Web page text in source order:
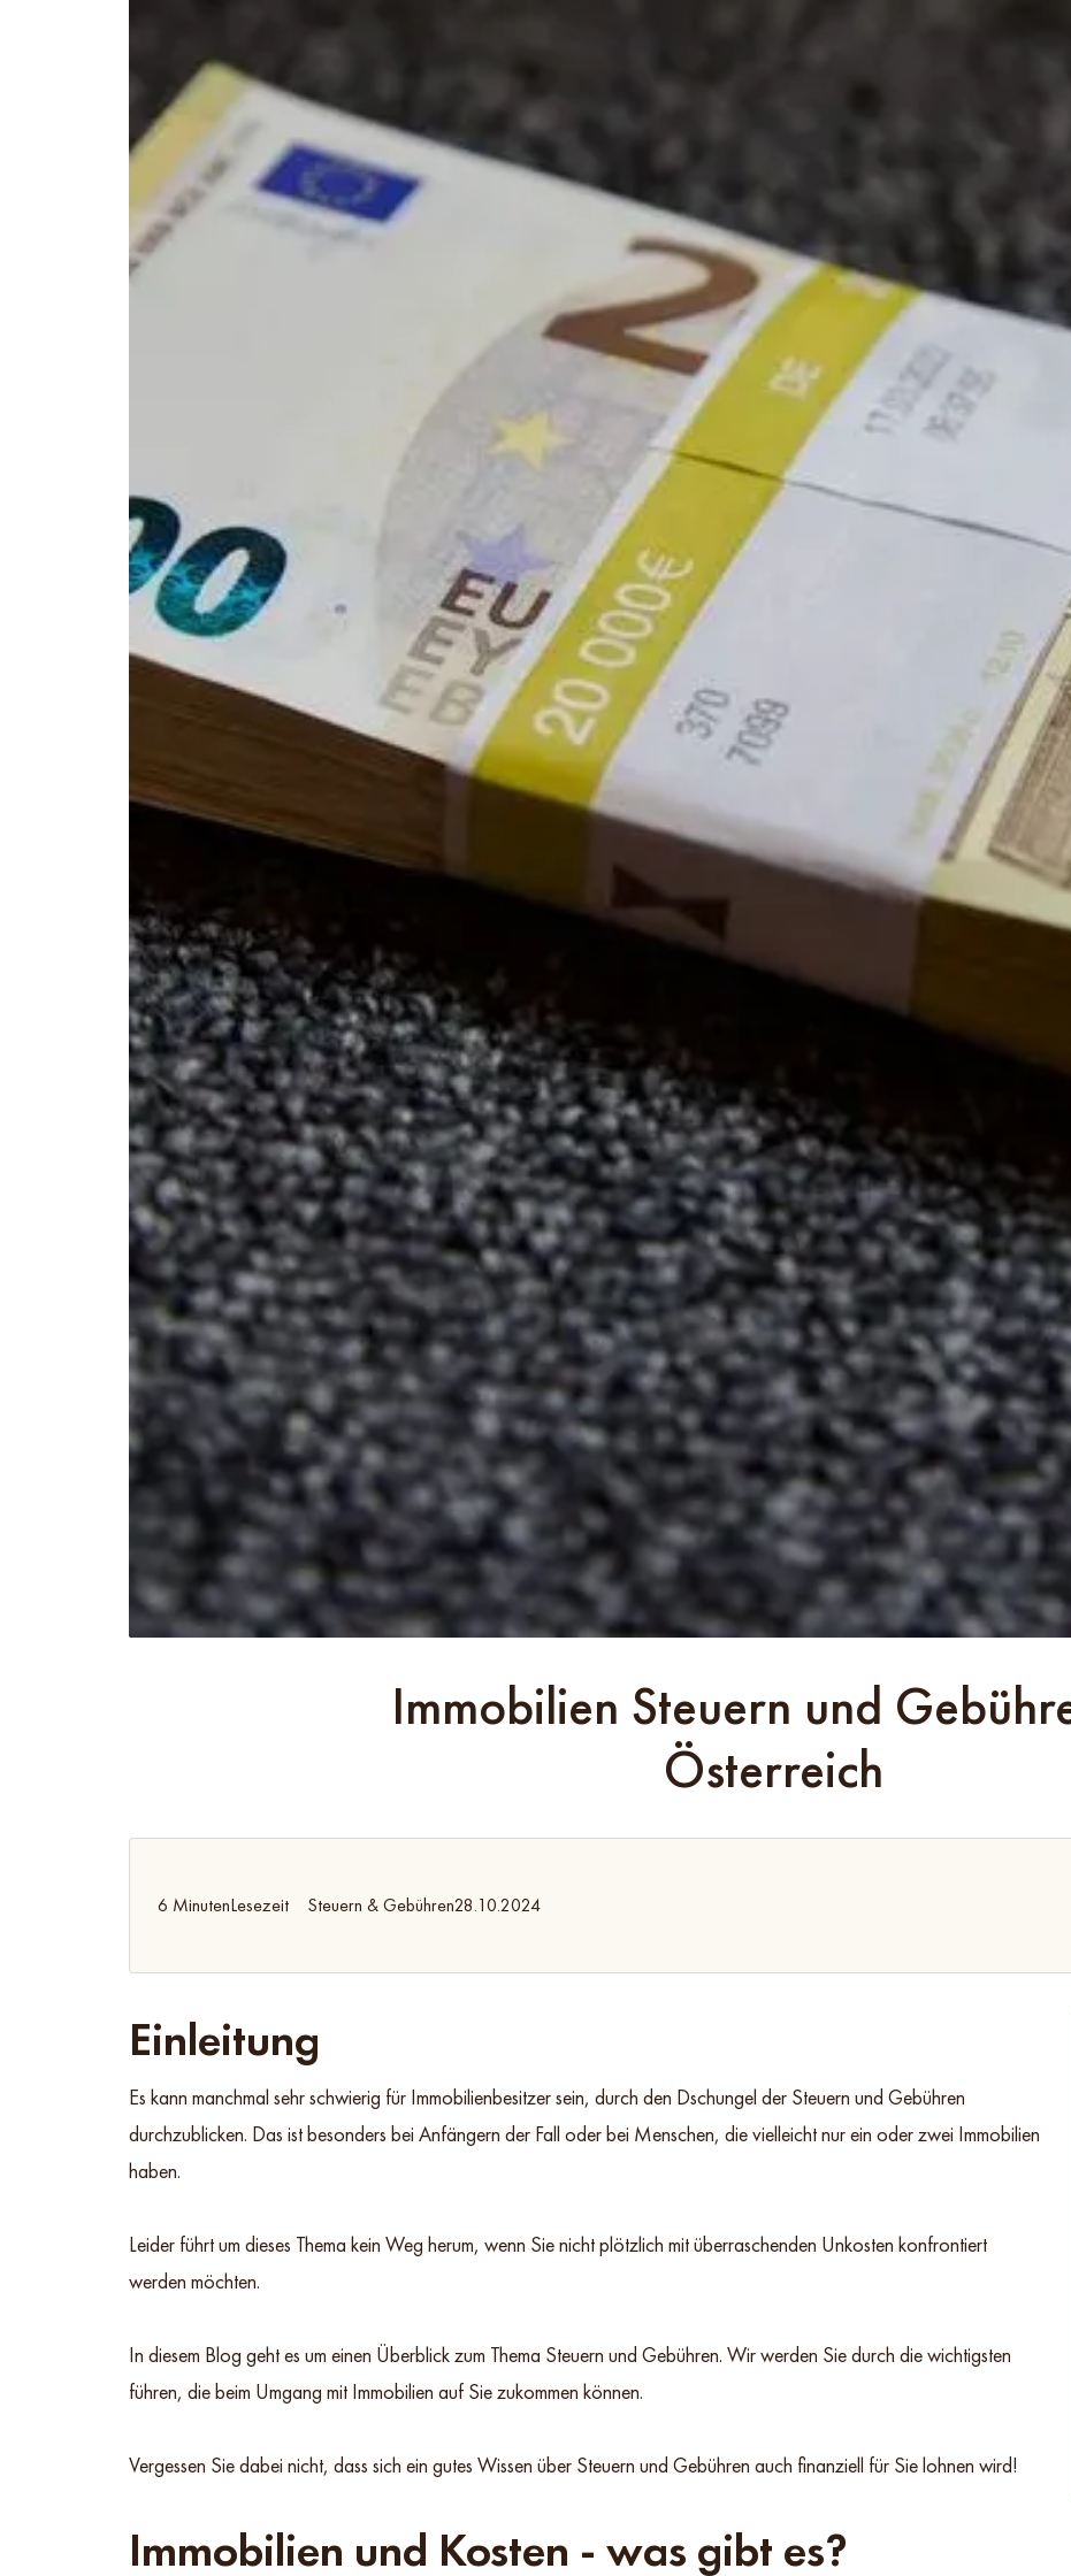
Immobilien Steuern und
Österreich
6 MinutenLesezeit Steuern & Gebühren28.10.2024
Einleitung
Es kann manchmal sehr schwierig für Immobilienbesitzer sein, durch den Dschungel der Steuern und Gebühren
durchzublicken. Das ist besonders bei Anfängern der Fall oder bei Menschen, die vielleicht nur ein oder zwei Immobilien
haben.
Leider führt um dieses Thema kein Weg herum, wenn Sie nicht plötzlich mit überraschenden Unkosten konfrontiert
werden möchten.
In diesem Blog geht es um einen Überblick zum Thema Steuern und Gebühren. Wir werden Sie durch die wichtigsten
führen, die beim Umgang mit Immobilien auf Sie zukommen können.
Vergessen Sie dabei nicht, dass sich ein gutes Wissen über Steuern und Gebühren auch finanziell für Sie lohnen wird!
Immobilien und Kosten - was gibt es?